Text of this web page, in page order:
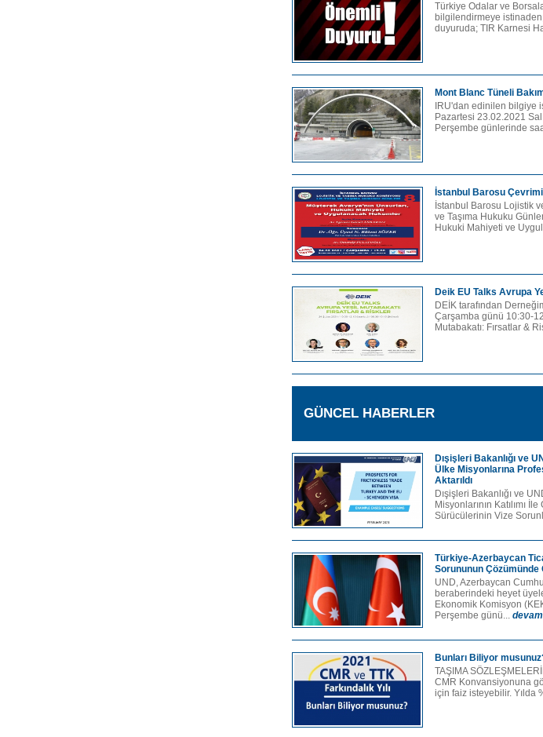
Türkiye Odalar ve
bilgilendirmeye
duyuruda; TIR Karnesi
Mont Blanc Tüneli
IRU'dan edinilen bilgiye
Pazartesi 23.02.2021
Perşembe günlerinde
İstanbul Barosu
İstanbul Barosu Lojistik
ve Taşıma Hukuku
Hukuki Mahiyeti ve
Deik EU Talks Avrupa
DEİK tarafından
Çarşamba günü 10:30-
Mutabakatı: Fırsatlar &
GÜNCEL HABERLER
Dışişleri Bakanlığı ve
Ülke Misyonlarına
Aktarıldı
Dışişleri Bakanlığı ve
Misyonlarının Katılımı
Sürücülerinin Vize
Türkiye-Azerbaycan
Sorununun Çözümünde
UND, Azerbaycan
beraberindeki heyet
Ekonomik Komisyon
Perşembe günü...
Bunları Biliyor
TAŞIMA
CMR Konvansiyonuna
için faiz isteyebilir. Yılda